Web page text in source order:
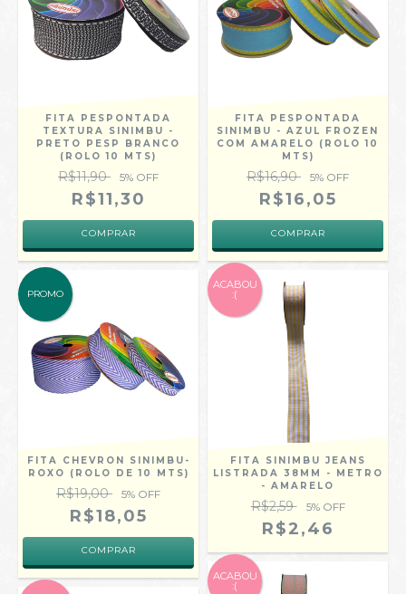
FITA PESPONTADA
TEXTURA SINIMBU -
PRETO PESP BRANCO
(ROLO 10 MTS)
R$11,90 5% OFF
R$11,30
COMPRAR
FITA PESPONTADA
SINIMBU - AZUL FROZEN
COM AMARELO (ROLO 10
MTS)
R$16,90 5% OFF
R$16,05
COMPRAR
PROMO
FITA CHEVRON SINIMBU-
ROXO (ROLO DE 10 MTS)
R$19,00 5% OFF
R$18,05
COMPRAR
ACABOU
:(
FITA SINIMBU JEANS
LISTRADA 38MM - METRO
- AMARELO
R$2,59 5% OFF
R$2,46
ACABOU
:(